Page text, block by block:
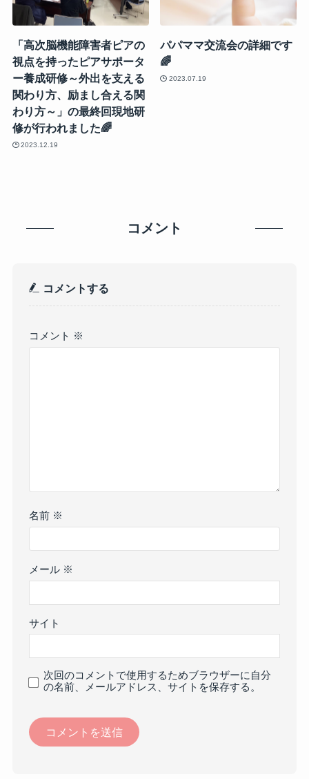
「高次脳機能障害者ピアの
視点を持ったピアサポータ
ー養成研修～外出を支える
関わり方、励まし合える関
わり方～」の最終回現地研
修が行われました🌈
2023.12.19
パパママ交流会の詳細です
🌈
2023.07.19
コメント
コメントする
コメント ※
名前 ※
メール ※
サイト
次回のコメントで使用するためブラウザーに自分
の名前、メールアドレス、サイトを保存する。